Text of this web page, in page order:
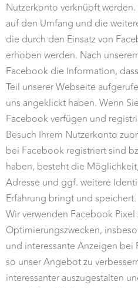
Nutzerkonto verknüpft
auf den Umfang und die
die durch den Einsatz von
erhoben werden. Nach
Facebook die Information,
Teil unserer Webseite
uns angeklickt haben. Wenn
Facebook verfügen und
Besuch Ihrem Nutzerkonto
bei Facebook registriert sind
haben, besteht die
Adresse und ggf. weitere
Erfahrung bringt und speichert.
Wir verwenden Facebook
Optimierungszwecken,
und interessante Anzeigen bei
so unser Angebot zu
interessanter auszugestalten